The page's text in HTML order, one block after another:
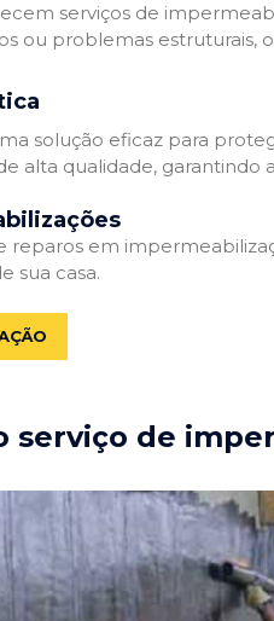
serviços de
ou problemas
solução eficaz para
alta qualidade,
em
sua casa.
serviço de